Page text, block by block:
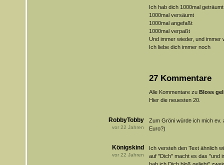
Ich hab dich 1000mal geträumt
1000mal versäumt
1000mal angefaßt
1000mal verpaßt
Und immer wieder, und immer
Ich liebe dich immer noch
27 Kommentare
Alle Kommentare zu Bloss
Hier die neuesten 20.
RobbyTobby
vor 22 Jahren
Zum Gröni würde ich mich
Euro?)
Königskind
vor 22 Jahren
Ich versteh den Text ähnlich
auf "Dich" macht es das "und